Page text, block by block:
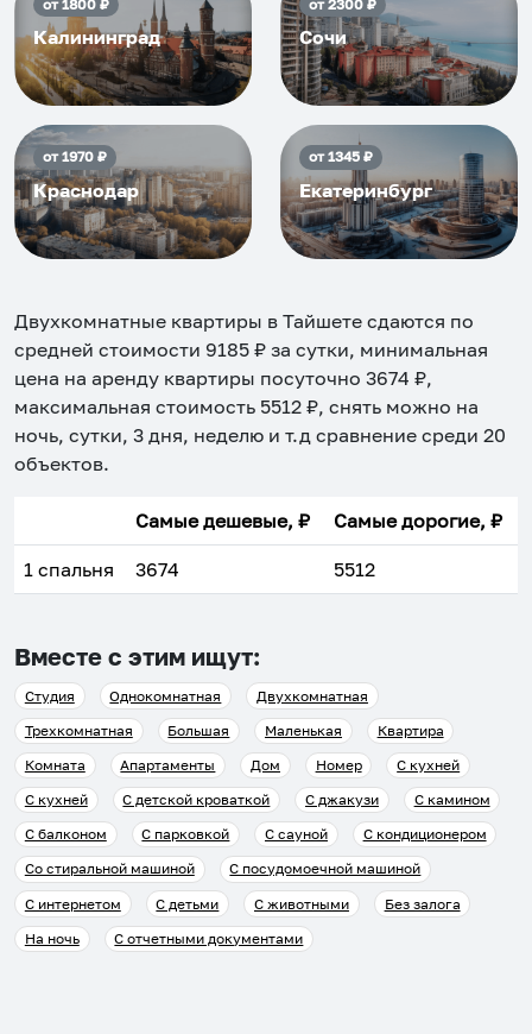
от1800₽
Калининград
от2300₽
Сочи
от1970₽
Краснодар
от1345₽
Екатеринбург
Двухкомнатные квартиры в Тайшете сдаются по
средней стоимости 9185 ₽ за сутки, минимальная
цена на аренду квартиры посуточно 3674 ₽,
максимальная стоимость 5512 ₽, снять можно на
ночь, сутки, 3 дня, неделю и т.д сравнение среди 20
объектов.
Самые дешевые, ₽ Самые дорогие, ₽
1 спальня 3674 5512
Вместе с этим ищут:
Студия Однокомнатная
Двухкомнатная
Трехкомнатная
Большая Маленькая
Квартира
Комната
Апартаменты Дом Номер
С кухней
С кухней
С детской кроваткой С джакузи
С камином
С балконом
С парковкой С сауной
С кондиционером
Со стиральной машиной
С посудомоечной машиной
С интернетом
С детьми С животными
Без залога
На ночь
С отчетными документами